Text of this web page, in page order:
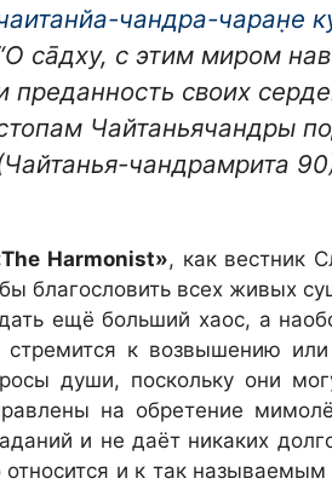
чандра-чаран̣е
са̄дху, с этим миром
преданность своих
Чайтаньячандры
чандрамрита
Harmonist», как вестник
благословить всех живых
ещё больший хаос, а
стремится к возвышению
души, поскольку они
на обретение
и не даёт никаких
относится и к так